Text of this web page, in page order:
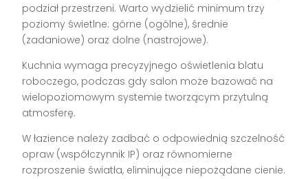
podział przestrzeni. Warto wydzielić minimum trzy
poziomy świetlne: górne (ogólne), średnie
(zadaniowe) oraz dolne (nastrojowe).
Kuchnia wymaga precyzyjnego oświetlenia blatu
roboczego, podczas gdy salon może bazować na
wielopoziomowym systemie tworzącym przytulną
atmosferę.
W łazience należy zadbać o odpowiednią szczelność
opraw (współczynnik IP) oraz równomierne
rozproszenie światła, eliminujące niepożądane cienie.